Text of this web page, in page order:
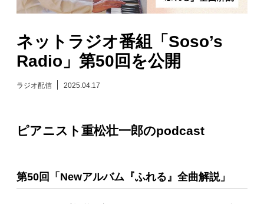
ギャラリー
日々のレポート
演奏依頼
ネットラジオ番組「Soso’s
Radio」第50回を公開
ラジオ配信 2025.04.17
ピアニスト重松壮一郎のpodcast
第50回「Newアルバム『ふれる』全曲解説」